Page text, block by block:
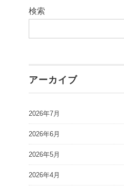
検索
アーカイブ
2026年7月
2026年6月
2026年5月
2026年4月